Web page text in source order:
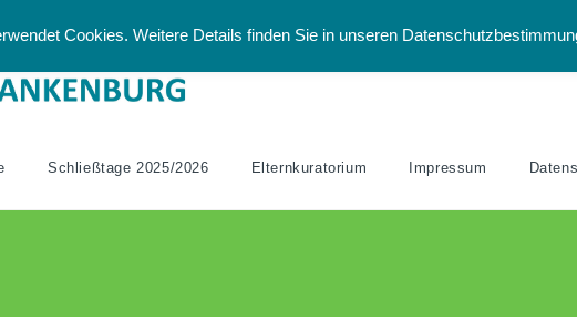
Schließtage 2025/2026 Elternkuratorium Impressum
Cookies. Weitere Details finden Sie in unseren